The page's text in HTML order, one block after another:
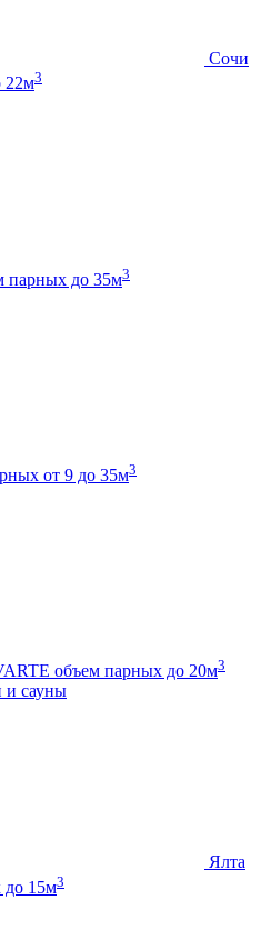
Сочи
22м3
парных до 35м3
от 9 до 35м3
объем парных до 20м3
и сауны
Ялта
до 15м3